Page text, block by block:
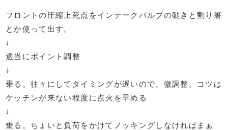
フロントの圧縮上死点をインテークバルブの動きと割り箸
とか使って出す。
↓
適当にポイント調整
↓
乗る。往々にしてタイミングが遅いので、微調整。コツは
ケッチンが来ない程度に点火を早める
↓
乗る。ちょいと負荷をかけてノッキングしなければまぁ